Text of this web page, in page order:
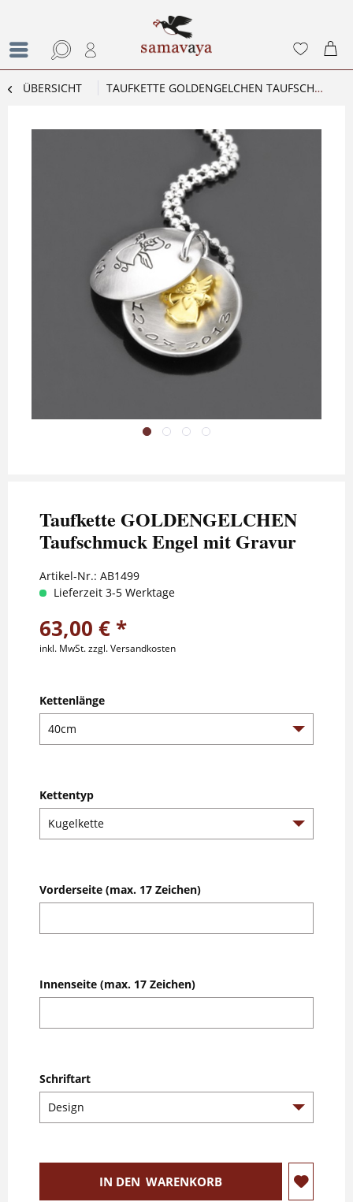
ÜBERSICHT TAUFKETTE GOLDENGELCHEN TAUFSCHMUCK ENGEL MIT GRAVUR
Taufkette GOLDENGELCHEN
Taufschmuck Engel mit Gravur
Artikel-Nr.: AB1499
Lieferzeit 3-5 Werktage
63,00 € *
inkl. MwSt.zzgl. Versandkosten
Kettenlänge
Kettentyp
Vorderseite (max. 17 Zeichen)
Innenseite (max. 17 Zeichen)
Schriftart
IN DEN WARENKORB